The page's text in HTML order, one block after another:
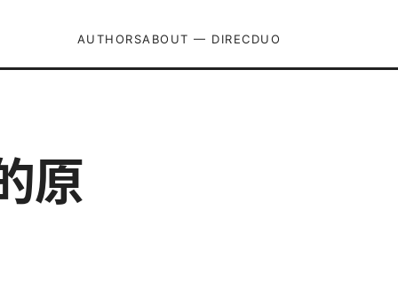
AUTHORSABOUT — DIRECDUO
原